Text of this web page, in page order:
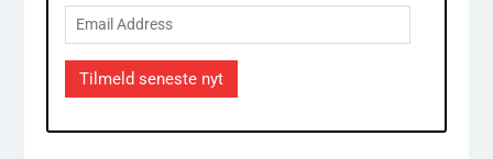
Email
Address
Tilmeld seneste nyt